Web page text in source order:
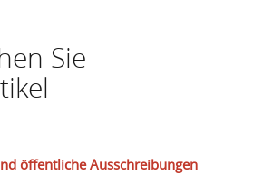
Sie
öffentliche Ausschreibungen